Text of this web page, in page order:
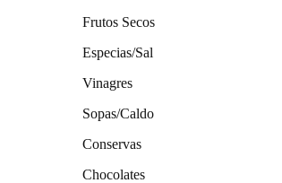
Frutos Secos
Especias/Sal
Vinagres
Sopas/Caldo
Conservas
Chocolates